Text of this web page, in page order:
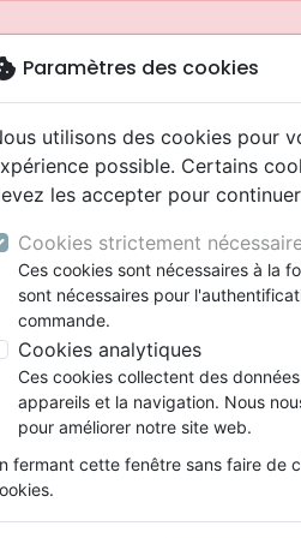
Nouveautés
Testaments
ansLatino, Folk
Soul
animés
conférences
depuis votre pays
votre pasteur - Le livre
Paramètres des cookies
utilisons des cookies pour
possible. Certains
les accepter pour
Cookies strictement
Ces cookies sont nécessaires à la
sont nécessaires pour
commande.
Cookies analytiques
Ces cookies collectent des
appareils et la navigation. Nous
pour améliorer notre site web.
fermant cette fenêtre sans faire de